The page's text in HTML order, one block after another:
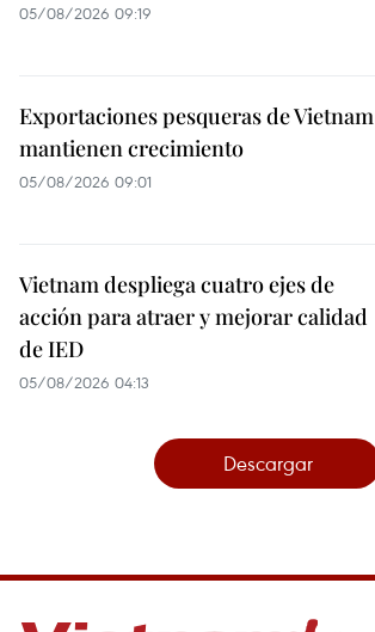
05/08/2026 09:19
Exportaciones pesqueras de Vietnam
mantienen crecimiento
05/08/2026 09:01
Vietnam despliega cuatro ejes de
acción para atraer y mejorar calidad
de IED
05/08/2026 04:13
Descargar